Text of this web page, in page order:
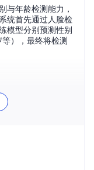
与年龄检测能力，
统首先通过人脸检
模型分别预测性别
），最终将检测
模型定位人脸区域